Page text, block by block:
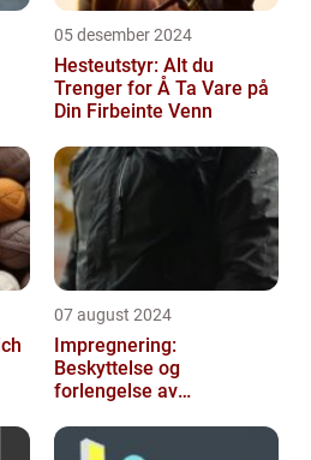
05 desember 2024
Hesteutstyr: Alt du
Trenger for Å Ta Vare på
Din Firbeinte Venn
07 august 2024
Impregnering:
Beskyttelse og
forlengelse av